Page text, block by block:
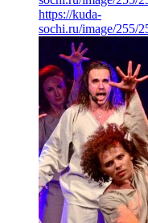
https://kuda-
sochi.ru/image/255/